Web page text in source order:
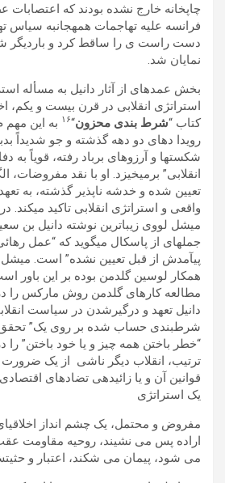
چاپخانه خارج نشده بودند که اعتصابات
فرانسه عليه تھاجمات ھمهجانبه سياس
دست راست ی را ساقط کرد و بارديگر
نمايان شد.
بخش عمدهای از آثار دانيل به مسأله
استراتژی انقلابی در قرن بيست و يکم،
کتاب “شرط بندی محزون“١۶ به اين مھم
رويدا دھای دو دھه گذشته و جو شديداً
شکستھا و آرزوھای برباد رفته، قوياً به
انقلابی” برمیخيزد. او با نقد مفروضات،
تعيين شده و خدشه ناپذير گذشته، به
واقعی و استراتژی انقلابی تاکيد میکند.
ميشل لووی زيباترين نوشته دانيل بن
جملهای از پاسکال میگويد که “عمل
پيآمدش از قبل تعيين نشده” است.
ھمکار لوسين گلدمن بوده بر اين باور
مطالعه کارھای گلدمن روش مارکس را در
دانيل تعھد و درگيرشدن در سياست
شرطبندی حساب شده بر روی يک” تحقق
“خطر باختن ھمه چيز و يا خود باختن” را
ترتيب، انقلاب ديگر ناشی از يک ضرورت
قوانين آن و يا زائيدهی تضادھای
يک استراتژی
مفروض و محتمل، يک چشم انداز
اراده پس می نشيند، روحيه مقاومت
می شود، پيمان می شکند، اعتبار و